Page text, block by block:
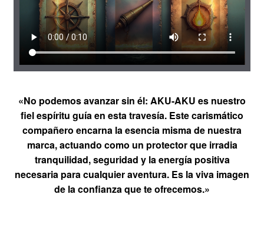
«No podemos avanzar sin él: AKU-AKU es nuestro
fiel espíritu guía en esta travesía. Este carismático
compañero encarna la esencia misma de nuestra
marca, actuando como un protector que irradia
tranquilidad, seguridad y la energía positiva
necesaria para cualquier aventura. Es la viva imagen
de laconfianzaque te ofrecemos.»